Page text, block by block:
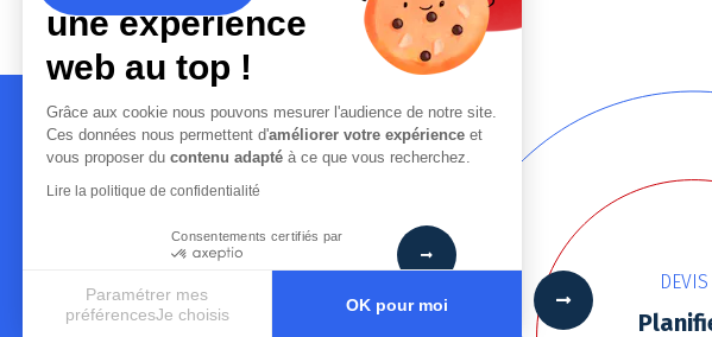
une expérience
web au top !
Grâce aux cookie nous pouvons mesurer l'audience de notre site.
Ces données nous permettent d'améliorer votre expérience et
vous proposer du contenu adapté à ce que vous recherchez.
Lire la politique de confidentialité
Consentements certifiés par
Paramétrer mes
préférencesJe choisis
OK pour moi
peut vous aider
DEVIS